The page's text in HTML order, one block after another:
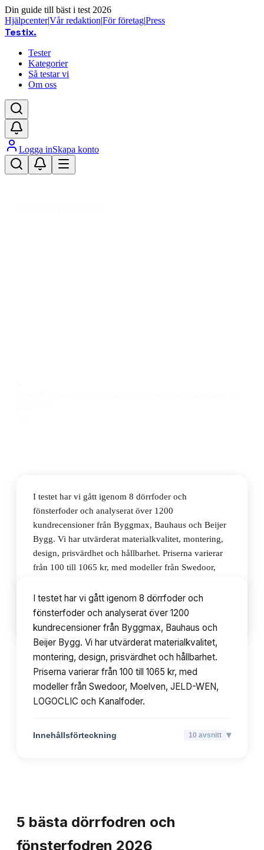
Din guide till bäst i test 2026
Hjälpcenter|Vår redaktion|För företag|Press
Testix.
Tester
Kategorier
Så testar vi
Om oss
Logga inSkapa konto
I testet har vi gått igenom 8 dörrfoder och
fönsterfoder och analyserat över 1200
kundrecensioner från Byggmax, Bauhaus och Beijer
Bygg. Vi har utvärderat materialkvalitet, montering,
design, prisvärdhet och hållbarhet. Priserna varierar
från 100 till 1065 kr, med modeller från Swedoor,
Innehållsförteckning
I testet har vi gått igenom 8 dörrfoder och
fönsterfoder och analyserat över 1200
kundrecensioner från Byggmax, Bauhaus och
Beijer Bygg. Vi har utvärderat materialkvalitet,
montering, design, prisvärdhet och hållbarhet.
Priserna varierar från 100 till 1065 kr, med
modeller från Swedoor, Moelven, JELD-WEN,
LOGOCLIC och Kanalfoder.
Innehållsförteckning 10 avsnitt ▾
5 bästa dörrfodren och
fönsterfodren 2026